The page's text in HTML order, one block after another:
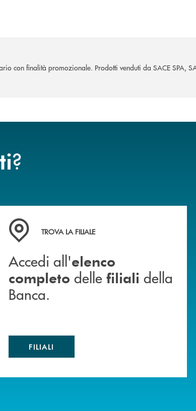
con finalità promozionale. Prodotti venduti da SACE SPA,
?
Accedi all' elenco completo delle filiali della
TROVA LA FILIALE
Accedi all'elenco
completo delle filiali della
Banca.
FILIALI